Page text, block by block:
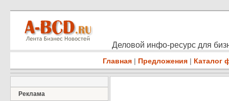
Деловой инфо-ресурс для
Главная | Предложения | Каталог
Реклама